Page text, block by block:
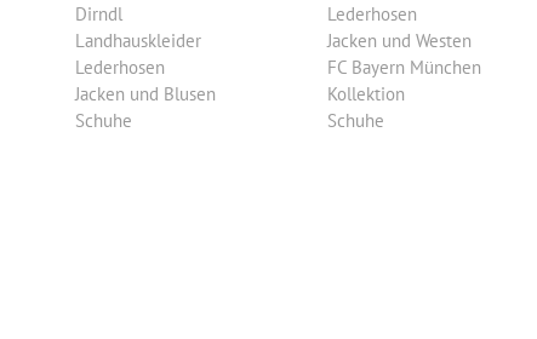
Dirndl
Landhauskleider
Lederhosen
Jacken und Blusen
Schuhe
Lederhosen
Jacken und Westen
FC Bayern München
Kollektion
Schuhe